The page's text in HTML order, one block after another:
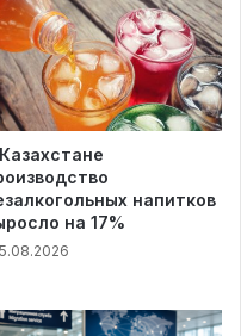
напитков
на 17%
5.08.2026